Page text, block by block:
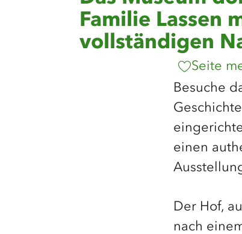
Familie Lassen
vollständigen
Seite
Besuche
einen
Der Hof,
nach